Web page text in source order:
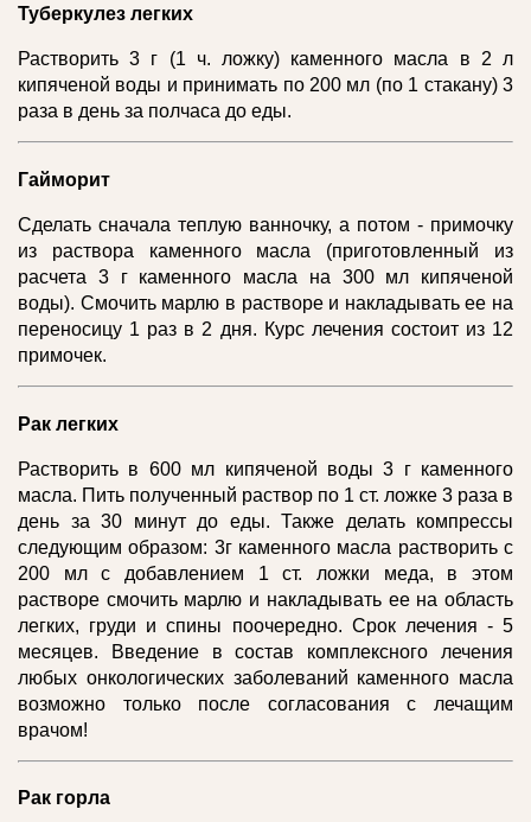
Туберкулез легких
Растворить 3 г (1 ч. ложку) каменного масла в 2 л
кипяченой воды и принимать по 200 мл (по 1 стакану) 3
раза в день за полчаса до еды.
Гайморит
Сделать сначала теплую ванночку, а потом - примочку
из раствора каменного масла (приготовленный из
расчета 3 г каменного масла на 300 мл кипяченой
воды). Смочить марлю в растворе и накладывать ее на
переносицу 1 раз в 2 дня. Курс лечения состоит из 12
примочек.
Рак легких
Растворить в 600 мл кипяченой воды 3 г каменного
масла. Пить полученный раствор по 1 ст. ложке 3 раза в
день за 30 минут до еды. Также делать компрессы
следующим образом: 3г каменного масла растворить с
200 мл с добавлением 1 ст. ложки меда, в этом
растворе смочить марлю и накладывать ее на область
легких, груди и спины поочередно. Срок лечения - 5
месяцев. Введение в состав комплексного лечения
любых онкологических заболеваний каменного масла
возможно только после согласования с лечащим
врачом!
Рак горла